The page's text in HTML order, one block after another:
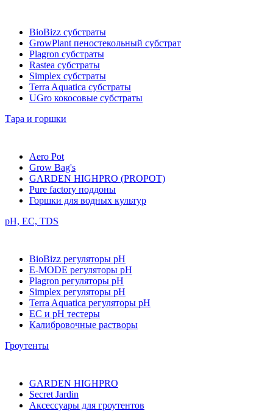
BioBizz cубстраты
GrowPlant пеностекольный субстрат
Plagron cубстраты
Rastea cубстраты
Simplex cубстраты
Terra Aquatica cубстраты
UGro кокосовые субстраты
Тара и горшки
Aero Pot
Grow Bag's
GARDEN HIGHPRO (PROPOT)
Pure factory поддоны
Горшки для водных культур
pH, EC, TDS
BioBizz регуляторы pH
E-MODE регуляторы pH
Plagron регуляторы pH
Simplex регуляторы pH
Terra Aquatica регуляторы pH
EC и pH тестеры
Калибровочные растворы
Гроутенты
GARDEN HIGHPRO
Secret Jardin
Аксессуары для гроутентов